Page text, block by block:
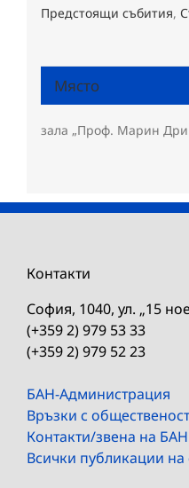
Предстоящи събития,
Място
зала „Проф. Марин
Контакти
София, 1040, ул. „15
(+359 2) 979 53 33
(+359 2) 979 52 23
БАН-Администрация
Връзки с
Контакти/звена на БАН
Всички публикации на